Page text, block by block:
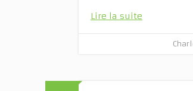
Lire la suite